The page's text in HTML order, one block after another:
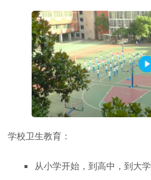
学校卫生教育：
从小学开始，到高中，到大学